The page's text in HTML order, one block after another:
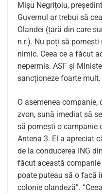
Mișu Negrițoiu,
Guvernul ar trebui să
Olandei (țară din care
n.r.). Nu poți să
nimic. Ceea ce a făcut
nepermis. ASF și
sancționeze foarte mult.
O asemenea
zvon, sună imediat să
să pornești o campanie
Antena 3. El a apreciat
de la conducerea ING
făcut această
poate puteau să o facă
colonie olandeză”.